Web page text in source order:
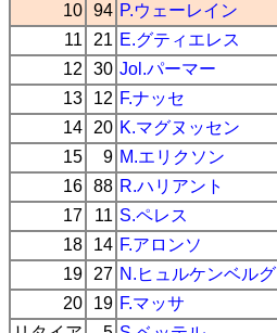
10 94 P.ウェーレイン
11
21 E.グティエレス
12
30 Jol.パーマー
13
12 F.ナッセ
14
20 K.マグヌッセン
15
9 M.エリクソン
16 88 R.ハリアント
17
11 S.ペレス
18
14 F.アロンソ
19
27 N.ヒュルケンベルグ
20
19 F.マッサ